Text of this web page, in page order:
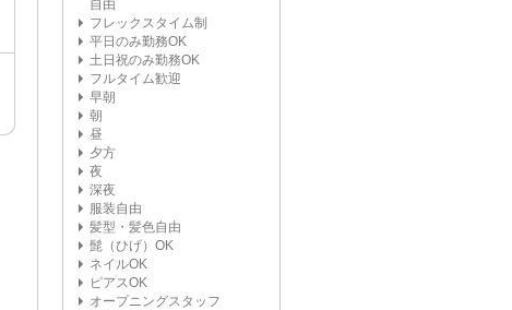
自由
フレックスタイム制
平日のみ勤務OK
土日祝のみ勤務OK
フルタイム歓迎
早朝
朝
昼
夕方
夜
深夜
服装自由
髪型・髪色自由
髭（ひげ）OK
ネイルOK
ピアスOK
オープニングスタッフ